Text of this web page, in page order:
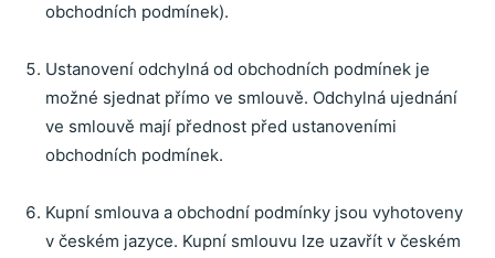
obchodních podmínek).
Ustanovení odchylná od obchodních podmínek je
možné sjednat přímo ve smlouvě. Odchylná ujednání
ve smlouvě mají přednost před ustanoveními
obchodních podmínek.
Kupní smlouva a obchodní podmínky jsou vyhotoveny
v českém jazyce. Kupní smlouvu lze uzavřít v českém